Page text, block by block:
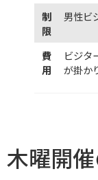
制
限
男性ビ
費
用
ビジタ
が掛か
木曜開